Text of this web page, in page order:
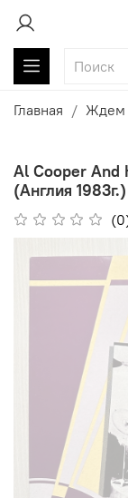
Главная Ждем
Al Cooper And
(Англия 1983г.)